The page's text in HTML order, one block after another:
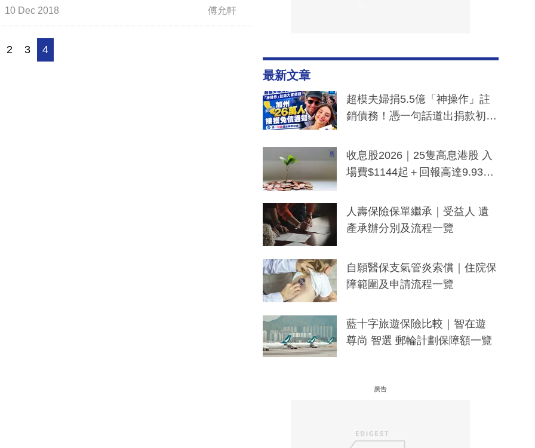
10 Dec 2018 傅允軒
2 3 4
最新文章
超模夫婦捐5.5億「神操作」註
銷債務！憑一句話道出捐款初
一度被誤當詐騙手段
收息股2026｜25隻高息港股 入
場費$1144起＋回報高達9.93
人壽保險保單繼承｜受益人 遺
產承辦分別及流程一覽
自願醫保支氣管炎索償｜住院保
障範圍及申請流程一覽
藍十字旅遊保險比較｜智在遊
尊尚 智選 郵輪計劃保障額一覽
廣告